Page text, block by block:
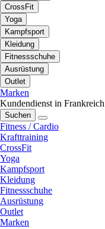
CrossFit
Yoga
Kampfsport
Kleidung
Fitnessschuhe
Ausrüstung
Outlet
Marken
Kundendienst in Frankreich
Suchen
Fitness / Cardio
Krafttraining
CrossFit
Yoga
Kampfsport
Kleidung
Fitnessschuhe
Ausrüstung
Outlet
Marken